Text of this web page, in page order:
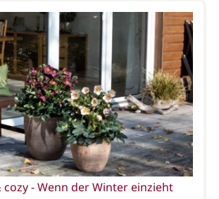
cozy - Wenn der Winter einzieht